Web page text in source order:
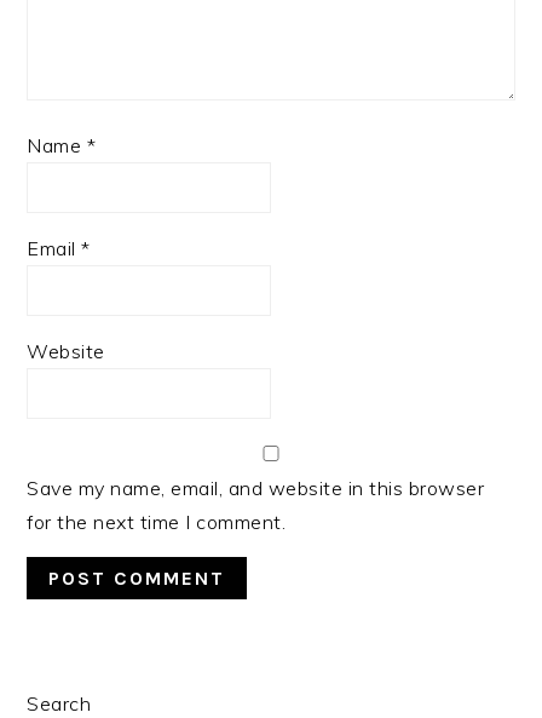
Name *
Email*
Website
Save my name, email, and website in this browser
for the next time I comment.
PRIMARY
Search